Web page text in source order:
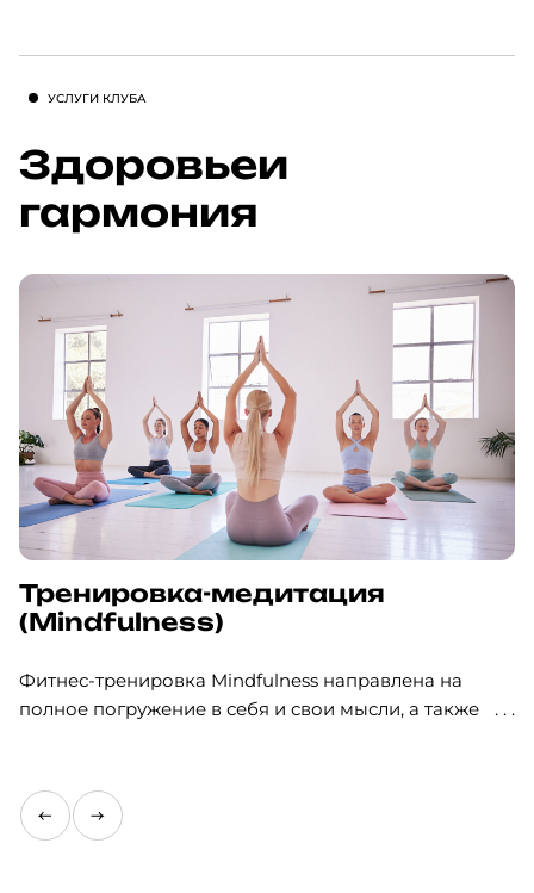
УСЛУГИ КЛУБА
Здоровьеи
гармония
Тренировка-медитация
(Mindfulness)
Фитнес-тренировка Mindfulness направлена на
полное погружение в себя и свои мысли, а также на
Такая светская медитация в Москве помогает
снизить уровень стресса, развить концентрацию